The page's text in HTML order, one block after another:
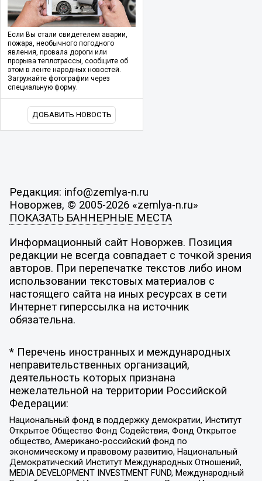
Если Вы стали свидетелем аварии,
пожара, необычного погодного
явления, провала дороги или
прорыва теплотрассы, сообщите об
этом в ленте народных новостей.
Загружайте фотографии через
специальную форму.
ДОБАВИТЬ НОВОСТЬ
Редакция: info@zemlya-n.ru
Новоржев, © 2005-2026 «zemlya-n.ru»
ПОКАЗАТЬ БАННЕРНЫЕ МЕСТА
Информационный сайт Новоржев. Позиция
редакции не всегда совпадает с точкой зрения
авторов. При перепечатке текстов либо ином
использовании текстовых материалов с
настоящего сайта на иных ресурсах в сети
Интернет гиперссылка на источник
обязательна.
* Перечень иностранных и международных
неправительственных организаций,
деятельность которых признана
нежелательной на территории Российской
Федерации:
Национальный фонд в поддержку демократии, Институт
Открытое Общество Фонд Содействия, Фонд Открытое
общество, Американо-российский фонд по
экономическому и правовому развитию, Национальный
Демократический Институт Международных Отношений,
MEDIA DEVELOPMENT INVESTMENT FUND, Международный